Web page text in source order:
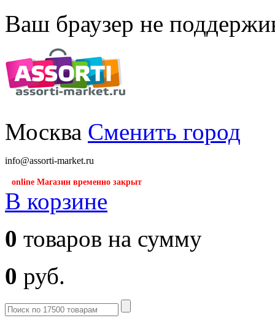
Ваш браузер не
Москва Сменить город
info@assorti-market.ru
online Магазин временно закрыт
В корзине
0 товаров на сумму
0 руб.